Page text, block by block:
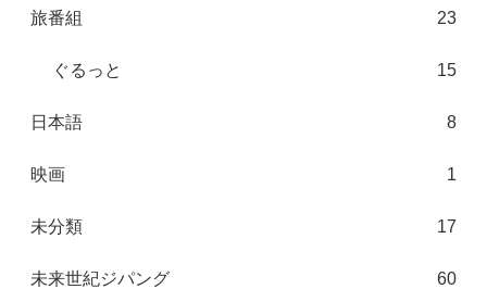
旅番組 23
ぐるっと 15
日本語 8
映画 1
未分類 17
未来世紀ジパング 60